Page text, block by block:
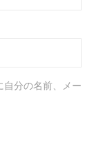
分の名前、メー